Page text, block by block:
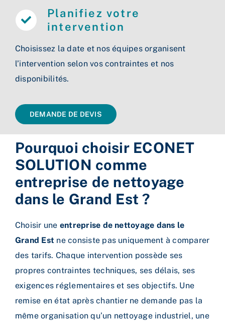
Planifiez votre
intervention
Choisissez la date et nos équipes organisent
l’intervention selon vos contraintes et nos
disponibilités.
DEMANDE DE DEVIS
Pourquoi choisir ECONET
SOLUTION comme
entreprise de nettoyage
dans le Grand Est ?
Choisir une entreprise de nettoyage dans le
Grand Est ne consiste pas uniquement à comparer
des tarifs. Chaque intervention possède ses
propres contraintes techniques, ses délais, ses
exigences réglementaires et ses objectifs. Une
remise en état après chantier ne demande pas la
même organisation qu’un nettoyage industriel, une